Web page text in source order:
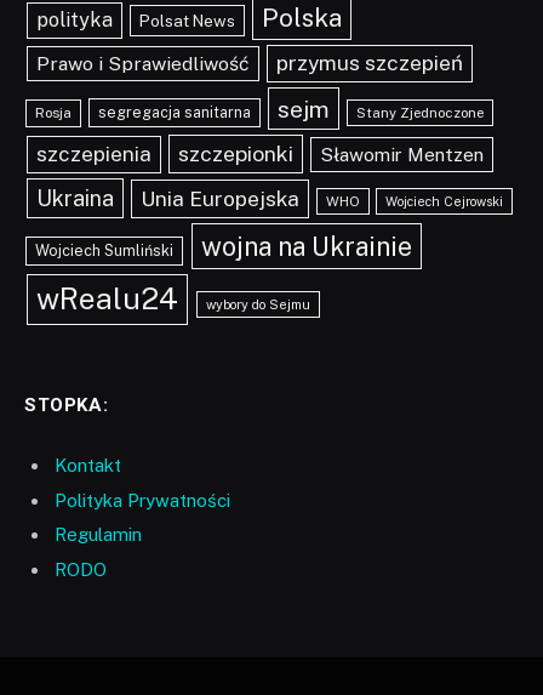
polityka Polsat News Polska
Prawo i Sprawiedliwość przymus szczepień
Rosja segregacja sanitarna sejm Stany Zjednoczone
szczepienia szczepionki Sławomir Mentzen
Ukraina Unia Europejska WHO Wojciech Cejrowski
Wojciech Sumliński wojna na Ukrainie
wRealu24 wybory do Sejmu
STOPKA:
Kontakt
Polityka Prywatności
Regulamin
RODO